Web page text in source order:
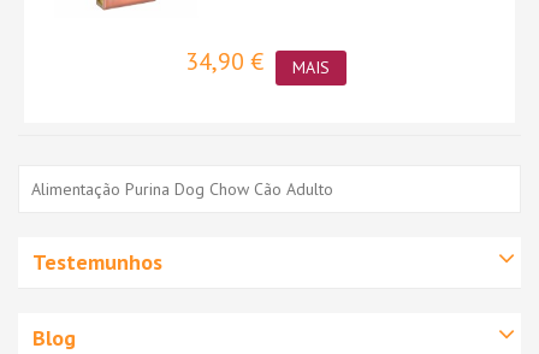
34,90 € MAIS
Alimentação Purina Dog Chow Cão Adulto
Testemunhos
Blog